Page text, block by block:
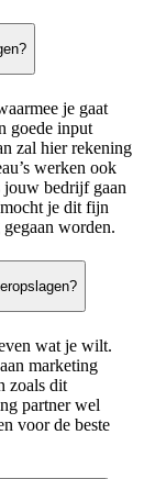
je gaat
goede input
zal hier rekening
werken ook
jouw bedrijf gaan
je dit fijn
worden.
wat je wilt.
marketing
zoals dit
partner wel
voor de beste